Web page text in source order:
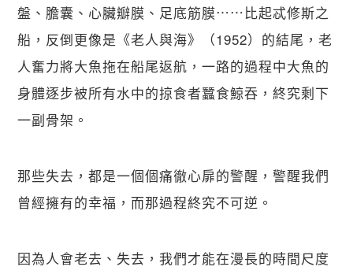
盤、膽囊、心臟瓣膜、足底筋膜⋯⋯比起忒修斯之
船，反倒更像是《老人與海》（1952）的結尾，老
人奮力將大魚拖在船尾返航，一路的過程中大魚的
身體逐步被所有水中的掠食者蠶食鯨吞，終究剩下
一副骨架。
那些失去，都是一個個痛徹心扉的警醒，警醒我們
曾經擁有的幸福，而那過程終究不可逆。
因為人會老去、失去，我們才能在漫長的時間尺度